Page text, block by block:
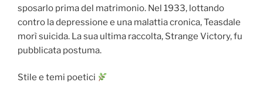
sposarlo prima del matrimonio. Nel 1933, lottando
contro la depressione e una malattia cronica, Teasdale
morì suicida. La sua ultima raccolta, Strange Victory, fu
pubblicata postuma.
Stile e temi poetici